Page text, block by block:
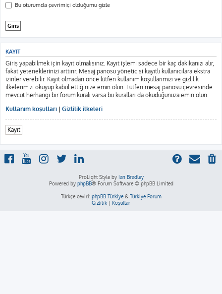
Bu oturumda çevrimiçi olduğumu gizle
KAYIT
Giriş yapabilmek için kayıt olmalısınız. Kayıt işlemi sadece bir kaç dakikanızı alır,
fakat yeteneklerinizi arttırır. Mesaj panosu yöneticisi kayıtlı kullanıcılara ekstra
izinler verebilir. Kayıt olmadan önce lütfen kullanım koşullarımızı ve gizlilik
ilkelerimizi okuyup kabul ettiğinize emin olun. Lütfen mesaj panosu çevresinde
mevcut herhangi bir forum kuralı varsa bu kuralları da okuduğunuza emin olun.
Kullanım koşulları | Gizlilik ilkeleri
Kayıt
ProLight Style by Ian Bradley
Powered by phpBB® Forum Software © phpBB Limited
Türkçe çeviri: phpBB Türkiye& Türkiye Forum
Gizlilik | Koşullar